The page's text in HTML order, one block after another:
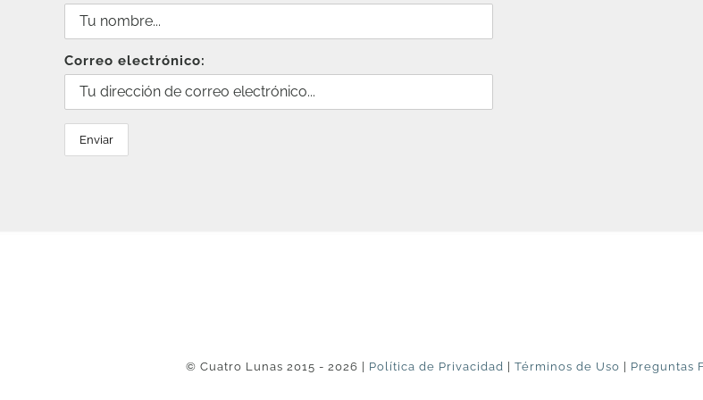
Correo electrónico:
© Cuatro Lunas 2015 - 2026 | Política de Privacidad | Términos de Uso | Preguntas